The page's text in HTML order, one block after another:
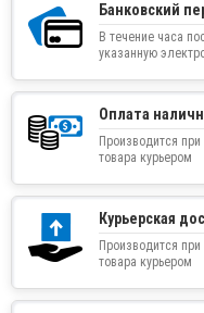
Банковский
В течение часа
указанную
Оплата
Производится
товара курьером
Курьерская
Производится
товара курьером